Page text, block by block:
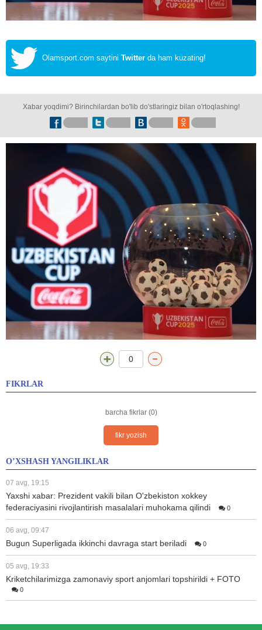
Olamsport.com saytini Twitter da ham kuzating!
Xabar yoqdimi? Birinchilardan bo'lib do'stlaringiz bilan o'rtoqlashing!
0
FIKRLAR
barcha fikrlar (0)
fikr yozish
O’XSHASH YANGILIKLAR
07 avg, 19:15
Yaxshi xabar: Prezident vakili bilan O'zbekiston xokkey
federaciyasini rivojlantirish masalalari muhokama qilindi
0
06 avg, 09:47
Bugun Superligada ikkinchi davraga start beriladi 0
05 avg, 19:33
Kriketchilarimizga zamonaviy sport anjomlari topshirildi + FOTO
0